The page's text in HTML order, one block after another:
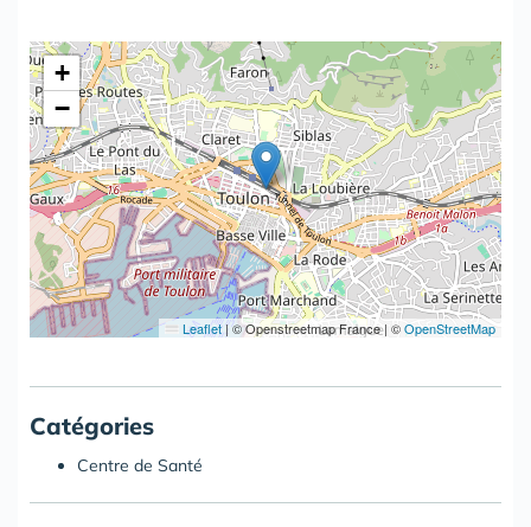
+
−
Leaflet |© Openstreetmap France | ©OpenStreetMap
Catégories
Centre de Santé